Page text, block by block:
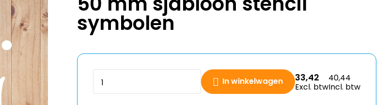
symbolen
In winkelwagen 33,42
Excl. btw
40,44
Incl. btw